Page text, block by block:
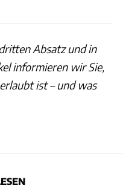
Absatz und in
informieren wir Sie,
ist – und was